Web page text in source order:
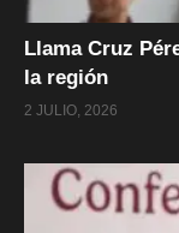
Llama Cruz
la región
2 JULIO, 2026